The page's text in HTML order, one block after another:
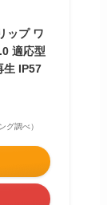
ップ ワ
適応型
生 IP57
グ調べ）